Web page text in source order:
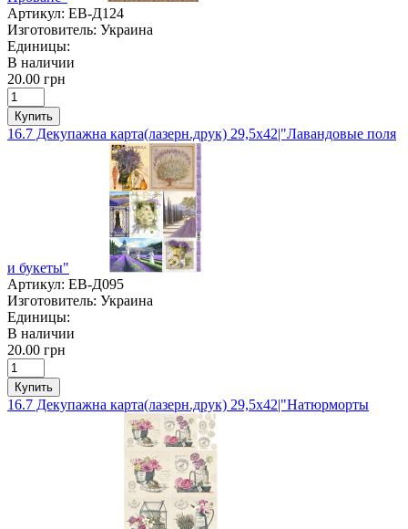
Артикул: ЕВ-Д124
Изготовитель: Украина
Единицы:
В наличии
20.00 грн
Купить
16.7 Декупажна карта(лазерн.друк) 29,5х42|"Лавандовые поля
и букеты"
Артикул: ЕВ-Д095
Изготовитель: Украина
Единицы:
В наличии
20.00 грн
Купить
16.7 Декупажна карта(лазерн.друк) 29,5х42|"Натюрморты